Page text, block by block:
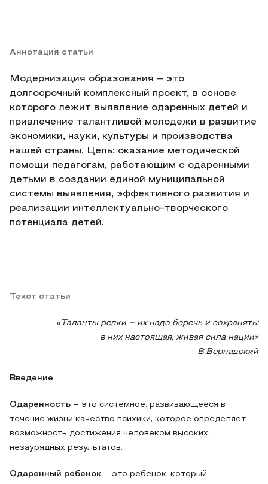
Аннотация статьи
Модернизация образования – это
долгосрочный комплексный проект, в основе
которого лежит выявление одаренных детей и
привлечение талантливой молодежи в развитие
экономики, науки, культуры и производства
нашей страны. Цель: оказание методической
помощи педагогам, работающим с одаренными
детьми в создании единой муниципальной
системы выявления, эффективного развития и
реализации интеллектуально-творческого
потенциала детей.
Текст статьи
«Таланты редки – их надо беречь и сохранять:
в них настоящая, живая сила нации»
В.Вернадский
Введение
Одаренность – это системное, развивающееся в
течение жизни качество психики, которое определяет
возможность достижения человеком высоких,
незаурядных результатов.
Одаренный ребенок – это ребенок, который